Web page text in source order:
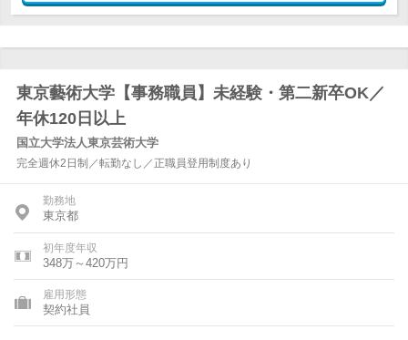
東京藝術大学【事務職員】未経験・第二新卒OK／
年休120日以上
国立大学法人東京芸術大学
完全週休2日制／転勤なし／正職員登用制度あり
勤務地
東京都
初年度年収
348万～420万円
雇用形態
契約社員